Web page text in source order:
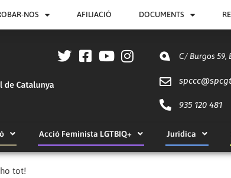
NOS AFILIACIÓ DOCUMENTS
C/ Burgos 59,
spccc@
935 120 481
Acció Feminista LGTBIQ+ Jurídica
tot!